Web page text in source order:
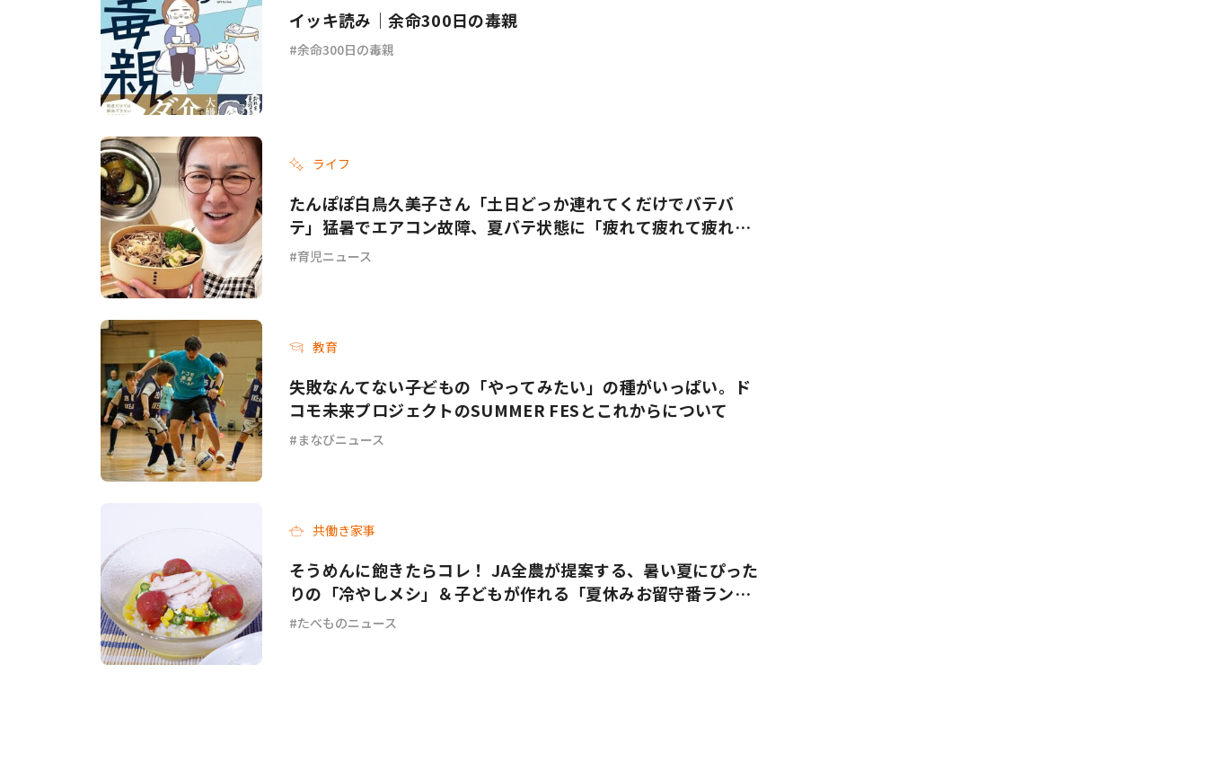
イッキ読み｜余命300日の毒親
余命300日の毒親
ライフ
たんぽぽ白鳥久美子さん「土日どっか連れてくだけでバテバ
テ」猛暑でエアコン故障、夏バテ状態に「疲れて疲れて疲れ果
てて…」
育児ニュース
教育
失敗なんてない――子どもの「やってみたい」の種がいっぱい。ド
コモ未来プロジェクトのSUMMER FESとこれからについて
まなびニュース
共働き家事
そうめんに飽きたらコレ！ JA全農が提案する、暑い夏にぴった
りの「冷やしメシ」＆子どもが作れる「夏休みお留守番ラン
チ」各3選
たべものニュース